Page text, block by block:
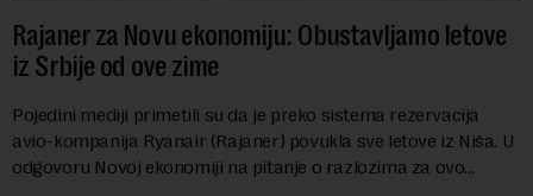
Rajaner za Novu ekonomiju: Obustavljamo letove
iz Srbije od ove zime
Pojedini mediji primetili su da je preko sistema rezervacija
avio-kompanija Ryanair (Rajaner) povukla sve letove iz Niša. U
odgovoru Novoj ekonomiji na pitanje o razlozima za ovo